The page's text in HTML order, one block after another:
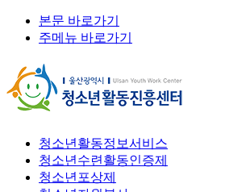
본문 바로가기
주메뉴 바로가기
청소년활동정보서비스
청소년수련활동인증제
청소년포상제